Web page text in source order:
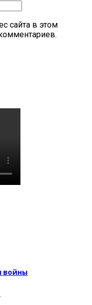
сайта в этом
войны